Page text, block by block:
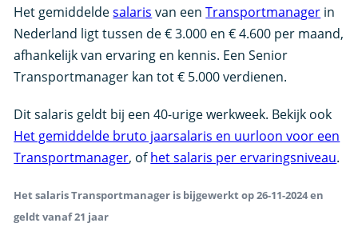
Het gemiddeldesalaris van eenTransportmanager in
Nederland ligt tussen de € 3.000 en € 4.600 per maand,
afhankelijk van ervaring en kennis. Een Senior
Transportmanager kan tot € 5.000 verdienen.
Dit salaris geldt bij een 40-urige werkweek. Bekijk ook
Het gemiddelde bruto jaarsalaris en uurloon voor een
Transportmanager, ofhet salaris per ervaringsniveau.
Het salaris Transportmanager is bijgewerkt op 26-11-2024 en
geldt vanaf 21 jaar